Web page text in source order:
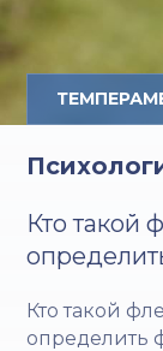
Кто такой
Кто такой
определить